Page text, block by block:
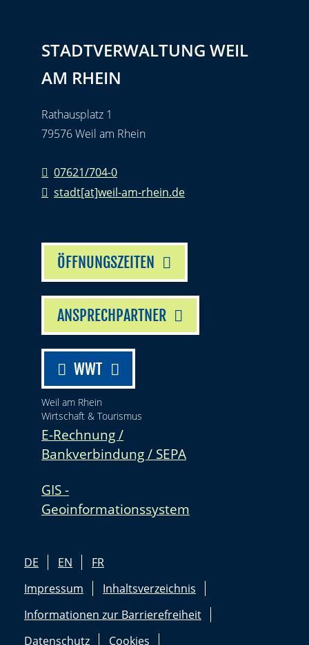
STADTVERWALTUNG WEIL
AM RHEIN
Rathausplatz 1
79576 Weil am Rhein
07621/704-0
stadt[at]weil-am-rhein.de
ÖFFNUNGSZEITEN
ANSPRECHPARTNER
WWT
Weil am Rhein
Wirtschaft & Tourismus
E-Rechnung /
Bankverbindung / SEPA
GIS -
Geoinformationssystem
DE EN
FR
Impressum
Inhaltsverzeichnis
Informationen zur Barrierefreiheit
Datenschutz
Cookies